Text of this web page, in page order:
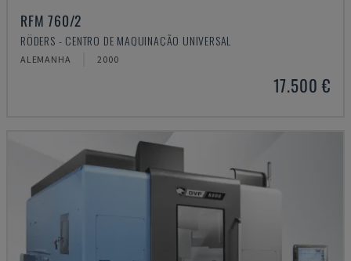
RFM 760/2
RÖDERS - CENTRO DE MAQUINAÇÃO UNIVERSAL
ALEMANHA 2000
17.500 €